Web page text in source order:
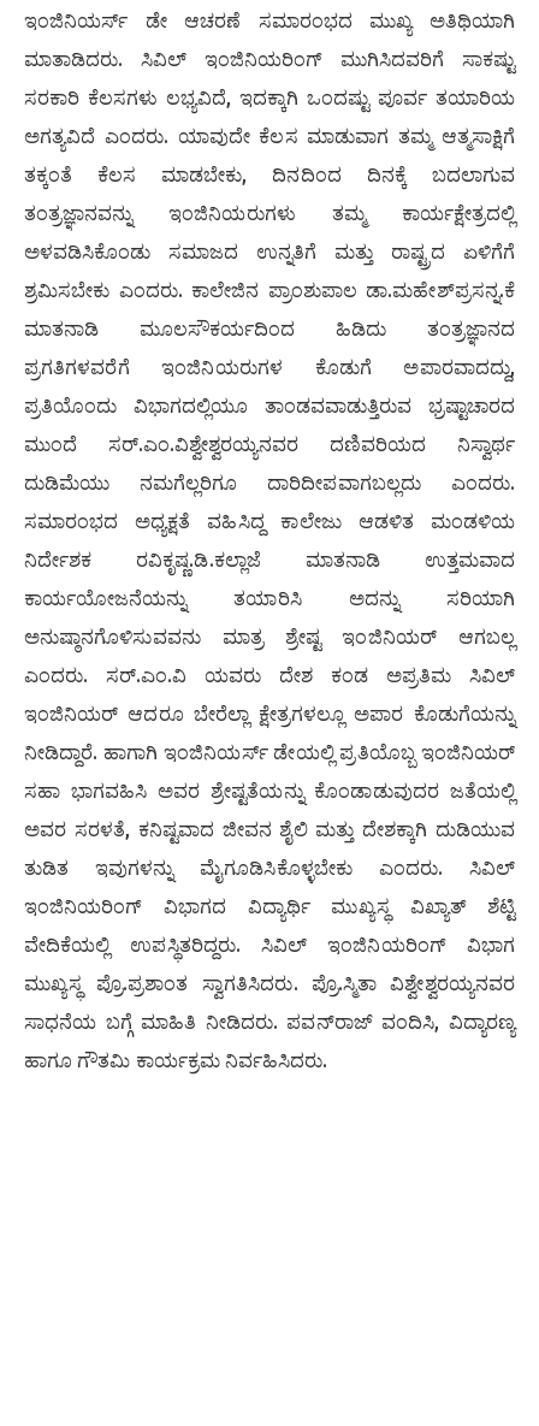
ಇಂಜಿನಿಯರ್ಸ್ ಡೇ ಆಚರಣೆ ಸಮಾರಂಭದ ಮುಖ್ಯ ಅತಿಥಿಯಾಗಿ
ಮಾತಾಡಿದರು. ಸಿವಿಲ್ ಇಂಜಿನಿಯರಿಂಗ್ ಮುಗಿಸಿದವರಿಗೆ ಸಾಕಷ್ಟು
ಸರಕಾರಿ ಕೆಲಸಗಳು ಲಭ್ಯವಿದೆ, ಇದಕ್ಕಾಗಿ ಒಂದಷ್ಟು ಪೂರ್ವ ತಯಾರಿಯ
ಅಗತ್ಯವಿದೆ ಎಂದರು. ಯಾವುದೇ ಕೆಲಸ ಮಾಡುವಾಗ ತಮ್ಮ ಆತ್ಮಸಾಕ್ಷಿಗೆ
ತಕ್ಕಂತೆ ಕೆಲಸ ಮಾಡಬೇಕು, ದಿನದಿಂದ ದಿನಕ್ಕೆ ಬದಲಾಗುವ
ತಂತ್ರಜ್ಞಾನವನ್ನು ಇಂಜಿನಿಯರುಗಳು ತಮ್ಮ ಕಾರ್ಯಕ್ಷೇತ್ರದಲ್ಲಿ
ಅಳವಡಿಸಿಕೊಂಡು ಸಮಾಜದ ಉನ್ನತಿಗೆ ಮತ್ತು ರಾಷ್ಟ್ರದ ಏಳಿಗೆಗೆ
ಶ್ರಮಿಸಬೇಕು ಎಂದರು. ಕಾಲೇಜಿನ ಪ್ರಾಂಶುಪಾಲ ಡಾ.ಮಹೇಶ್‍ಪ್ರಸನ್ನ.ಕೆ
ಮಾತನಾಡಿ ಮೂಲಸೌಕರ್ಯದಿಂದ ಹಿಡಿದು ತಂತ್ರಜ್ಞಾನದ
ಪ್ರಗತಿಗಳವರೆಗೆ ಇಂಜಿನಿಯರುಗಳ ಕೊಡುಗೆ ಅಪಾರವಾದದ್ದು,
ಪ್ರತಿಯೊಂದು ವಿಭಾಗದಲ್ಲಿಯೂ ತಾಂಡವವಾಡುತ್ತಿರುವ ಭ್ರಷ್ಟಾಚಾರದ
ಮುಂದೆ ಸರ್.ಎಂ.ವಿಶ್ವೇಶ್ವರಯ್ಯನವರ ದಣಿವರಿಯದ ನಿಸ್ವಾರ್ಥ
ದುಡಿಮೆಯು ನಮಗೆಲ್ಲರಿಗೂ ದಾರಿದೀಪವಾಗಬಲ್ಲದು ಎಂದರು.
ಸಮಾರಂಭದ ಅಧ್ಯಕ್ಷತೆ ವಹಿಸಿದ್ದ ಕಾಲೇಜು ಆಡಳಿತ ಮಂಡಳಿಯ
ನಿರ್ದೇಶಕ ರವಿಕೃಷ್ಣ.ಡಿ.ಕಲ್ಲಾಜೆ ಮಾತನಾಡಿ ಉತ್ತಮವಾದ
ಕಾರ್ಯಯೋಜನೆಯನ್ನು ತಯಾರಿಸಿ ಅದನ್ನು ಸರಿಯಾಗಿ
ಅನುಷ್ಠಾನಗೊಳಿಸುವವನು ಮಾತ್ರ ಶ್ರೇಷ್ಟ ಇಂಜಿನಿಯರ್ ಆಗಬಲ್ಲ
ಎಂದರು. ಸರ್.ಎಂ.ವಿ ಯವರು ದೇಶ ಕಂಡ ಅಪ್ರತಿಮ ಸಿವಿಲ್
ಇಂಜಿನಿಯರ್ ಆದರೂ ಬೇರೆಲ್ಲಾ ಕ್ಷೇತ್ರಗಳಲ್ಲೂ ಅಪಾರ ಕೊಡುಗೆಯನ್ನು
ನೀಡಿದ್ದಾರೆ. ಹಾಗಾಗಿ ಇಂಜಿನಿಯರ್ಸ್ ಡೇಯಲ್ಲಿ ಪ್ರತಿಯೊಬ್ಬ ಇಂಜಿನಿಯರ್
ಸಹಾ ಭಾಗವಹಿಸಿ ಅವರ ಶ್ರೇಷ್ಟತೆಯನ್ನು ಕೊಂಡಾಡುವುದರ ಜತೆಯಲ್ಲಿ
ಅವರ ಸರಳತೆ, ಕನಿಷ್ಟವಾದ ಜೀವನ ಶೈಲಿ ಮತ್ತು ದೇಶಕ್ಕಾಗಿ ದುಡಿಯುವ
ತುಡಿತ ಇವುಗಳನ್ನು ಮೈಗೂಡಿಸಿಕೊಳ್ಳಬೇಕು ಎಂದರು. ಸಿವಿಲ್
ಇಂಜಿನಿಯರಿಂಗ್ ವಿಭಾಗದ ವಿದ್ಯಾರ್ಥಿ ಮುಖ್ಯಸ್ಥ ವಿಖ್ಯಾತ್ ಶೆಟ್ಟಿ
ವೇದಿಕೆಯಲ್ಲಿ ಉಪಸ್ಥಿತರಿದ್ದರು. ಸಿವಿಲ್ ಇಂಜಿನಿಯರಿಂಗ್ ವಿಭಾಗ
ಮುಖ್ಯಸ್ಥ ಪ್ರೊ.ಪ್ರಶಾಂತ ಸ್ವಾಗತಿಸಿದರು. ಪ್ರೊ.ಸ್ಮಿತಾ ವಿಶ್ವೇಶ್ವರಯ್ಯನವರ
ಸಾಧನೆಯ ಬಗ್ಗೆ ಮಾಹಿತಿ ನೀಡಿದರು. ಪವನ್‍ರಾಜ್ ವಂದಿಸಿ, ವಿದ್ಯಾರಣ್ಯ
ಹಾಗೂ ಗೌತಮಿ ಕಾರ್ಯಕ್ರಮ ನಿರ್ವಹಿಸಿದರು.